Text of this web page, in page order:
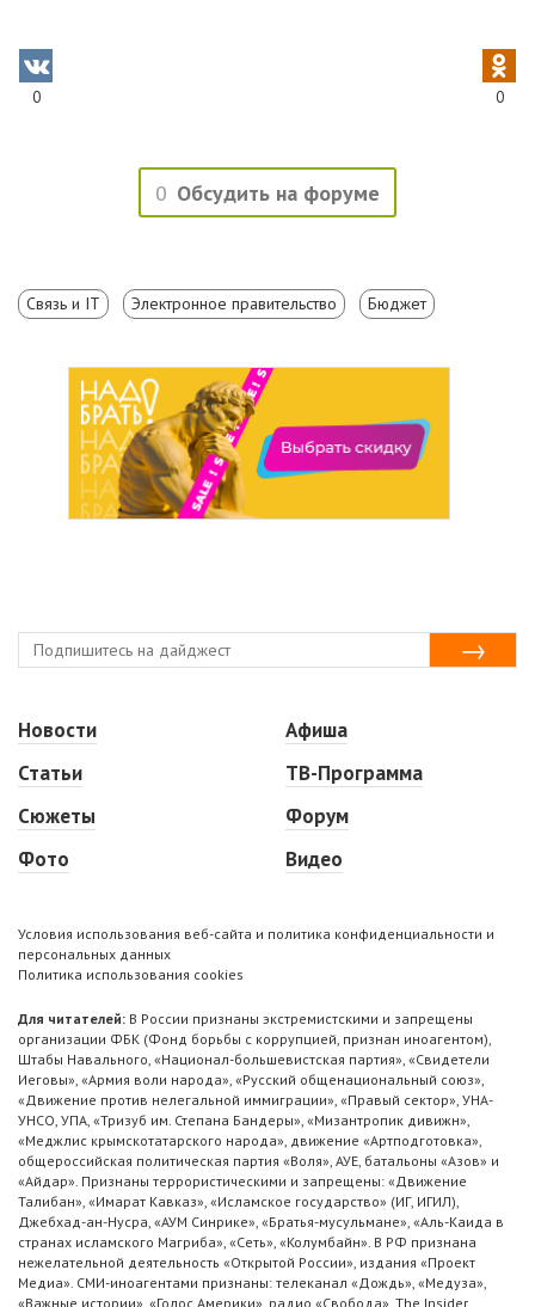
0 0
0 Обсудить на форуме
Связь и IT Электронное правительство Бюджет
Новости
Статьи
Сюжеты
Фото
Афиша
ТВ-Программа
Форум
Видео
Условия использования веб-сайта и политика конфиденциальности и
персональных данных
Политика использования cookies
Для читателей: В России признаны экстремистскими и запрещены
организации ФБК (Фонд борьбы с коррупцией, признан иноагентом),
Штабы Навального, «Национал-большевистская партия», «Свидетели
Иеговы», «Армия воли народа», «Русский общенациональный союз»,
«Движение против нелегальной иммиграции», «Правый сектор», УНА-
УНСО, УПА, «Тризуб им. Степана Бандеры», «Мизантропик дивижн»,
«Меджлис крымскотатарского народа», движение «Артподготовка»,
общероссийская политическая партия «Воля», АУЕ, батальоны «Азов» и
«Айдар». Признаны террористическими и запрещены: «Движение
Талибан», «Имарат Кавказ», «Исламское государство» (ИГ, ИГИЛ),
Джебхад-ан-Нусра, «АУМ Синрике», «Братья-мусульмане», «Аль-Каида в
странах исламского Магриба», «Сеть», «Колумбайн». В РФ признана
нежелательной деятельность «Открытой России», издания «Проект
Медиа». СМИ-иноагентами признаны: телеканал «Дождь», «Медуза»,
«Важные истории», «Голос Америки», радио «Свобода», The Insider,